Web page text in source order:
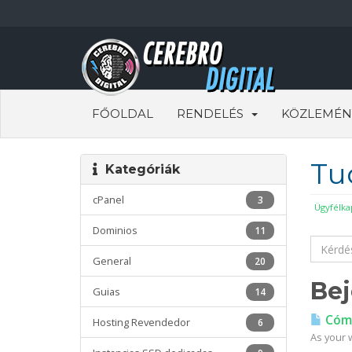
FŐOLDAL RENDELÉS
Kategóriák
3
cPanel
11
Dominios
20
General
14
Guias
6
Hosting Revendedor
As your